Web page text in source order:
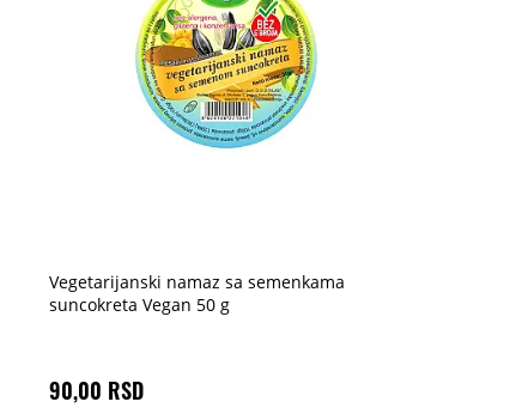
Vegetarijanski namaz sa semenkama
suncokreta Vegan 50 g
90,00 RSD